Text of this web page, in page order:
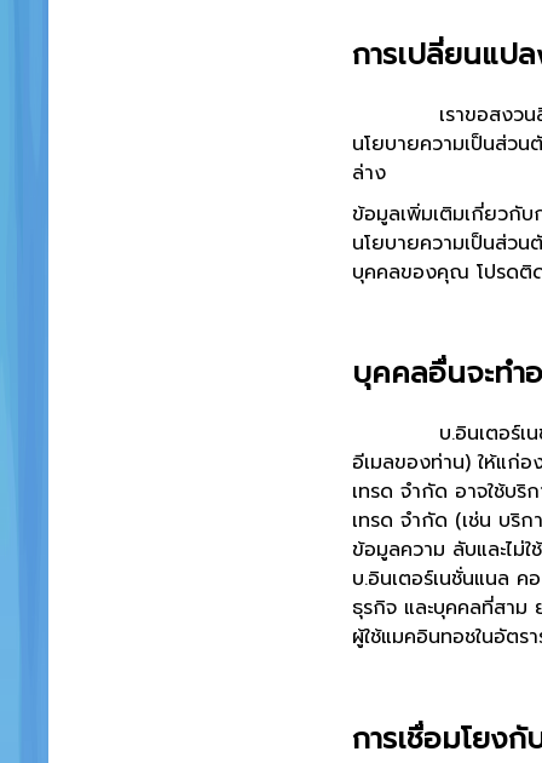
การเปลี่ยนแป
เราขอสงวนสิทธิ์ใ
นโยบายความเป็นส่ว
ล่าง
ข้อมูลเพิ่มเติมเกี่ยวกั
นโยบายความเป็นส่วน
บุคคลของคุณ โปรดติ
บุคคลอื่นจะทำ
บ.อินเตอร์เนชั่นแน
อีเมลของท่าน) ให้แก่อ
เทรด จำกัด อาจใช้บ
เทรด จำกัด (เช่น บริ
ข้อมูลความ ลับและไม่
บ.อินเตอร์เนชั่นแนล
ธุรกิจ และบุคคลที่สาม
ผู้ใช้แมคอินทอชในอัตร
การเชื่อมโยง